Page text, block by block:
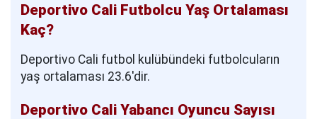
Deportivo Cali Futbolcu Yaş Ortalaması
Kaç?
Deportivo Cali futbol kulübündeki futbolcuların
yaş ortalaması 23.6'dir.
Deportivo Cali Yabancı Oyuncu Sayısı